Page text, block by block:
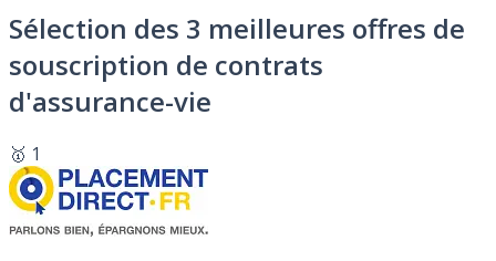
Sélection des 3 meilleures offres de
souscription de contrats
d'assurance-vie
🥇 1